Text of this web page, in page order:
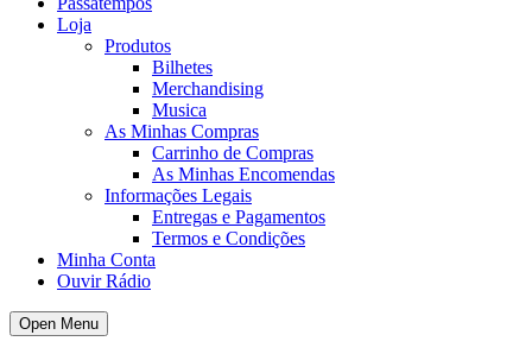
Loja
Produtos
Bilhetes
Merchandising
Musica
As Minhas Compras
Carrinho de Compras
As Minhas Encomendas
Informações Legais
Entregas e Pagamentos
Termos e Condições
Minha Conta
Ouvir Rádio
Open Menu